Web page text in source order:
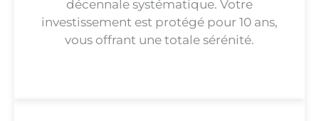
décennale systématique. Votre
investissement est protégé pour 10 ans,
vous offrant une totale sérénité.